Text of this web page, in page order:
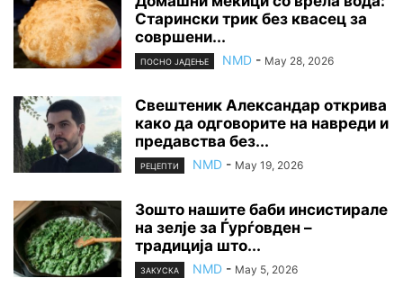
Старински трик без квасец за
совршени...
ПОСНО ЈАДЕЊЕ NMD - May 28, 2026
Свештеник Александар открива
како да одговорите на навреди и
предавства без...
РЕЦЕПТИ NMD - May 19, 2026
Зошто нашите баби инсистирале
на зелје за Ѓурѓовден –
традиција што...
ЗАКУСКА NMD - May 5, 2026